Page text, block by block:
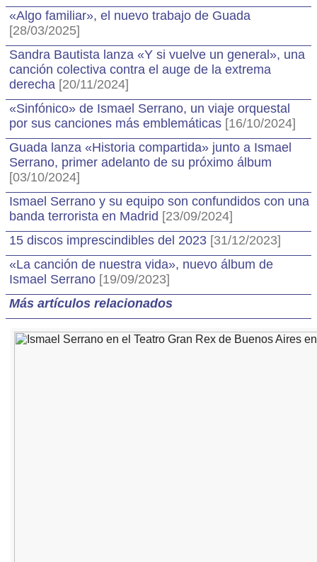
«Algo familiar», el nuevo trabajo de Guada
[28/03/2025]
Sandra Bautista lanza «Y si vuelve un general», una
canción colectiva contra el auge de la extrema
derecha [20/11/2024]
«Sinfónico» de Ismael Serrano, un viaje orquestal
por sus canciones más emblemáticas [16/10/2024]
Guada lanza «Historia compartida» junto a Ismael
Serrano, primer adelanto de su próximo álbum
[03/10/2024]
Ismael Serrano y su equipo son confundidos con una
banda terrorista en Madrid [23/09/2024]
15 discos imprescindibles del 2023 [31/12/2023]
«La canción de nuestra vida», nuevo álbum de
Ismael Serrano [19/09/2023]
Más artículos relacionados